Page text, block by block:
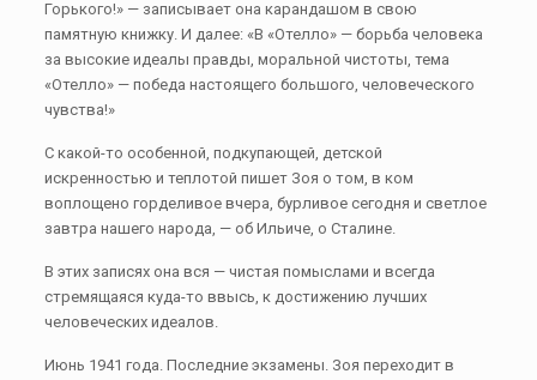
Горького!» — записывает она карандашом в свою
памятную книжку. И далее: «В «Отелло» — борьба человека
за высокие идеалы правды, моральной чистоты, тема
«Отелло» — победа настоящего большого, человеческого
чувства!»
С какой-то особенной, подкупающей, детской
искренностью и теплотой пишет Зоя о том, в ком
воплощено горделивое вчера, бурливое сегодня и светлое
завтра нашего народа, — об Ильиче, о Сталине.
В этих записях она вся — чистая помыслами и всегда
стремящаяся куда-то ввысь, к достижению лучших
человеческих идеалов.
Июнь 1941 года. Последние экзамены. Зоя переходит в